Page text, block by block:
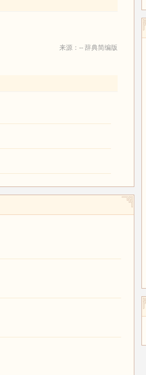
来源：-- 辞典简编版